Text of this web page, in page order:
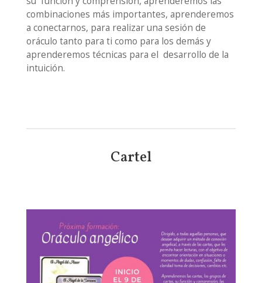
combinaciones más importantes, aprenderemos
a conectarnos, para realizar una sesión de
oráculo tanto para ti como para los demás y
aprenderemos técnicas para el desarrollo de la
intuición.
Cartel